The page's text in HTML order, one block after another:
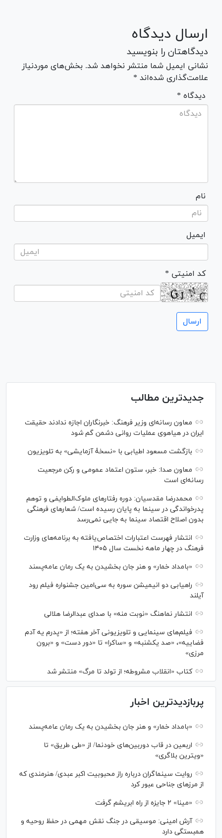
ارسال دیدگاه
دیدگاهتان را بنویسید
نشانی ایمیل شما منتشر نخواهد شد. بخش‌های موردنیاز
علامت‌گذاری شده‌اند *
* دیدگاه
نام
ایمیل
* کد امنیتی
جدیدترین مطالب
معاون رسانه‌ای وزیر فرهنگ: خبرنگاران اجازه ندادند حقیقت
ایران در هیاهوی عملیات روانی دشمن گم شود
بازگشت مسعود اطیابی با «نسخهٔ آزمایشی» به تلویزیون
معاون صدا: خبر، ستون اعتماد عمومی و رکن مرجعیت
رسانه‌ای است
محمدرضا مقدسیان: دوره رفتارهای ملوک‌الطوایفی و توهم
پدرخواندگی در سینما به پایان رسیده است/ شعارهای فرهنگی
بدون اصلاح اقتصاد سینما به جایی نمی‌رسد
انتشار فهرست اعتبارات اختصاص‌یافته به برنامه‌های وزارت
فرهنگ در چهار ماهه نخست سال ۱۴۰۵
«بامداد خمار» و هنر جان بخشیدن به یک رمان عامه‌پسند
راهیابی دو انیمیشن سوره به سی‌امین جشنواره فیلم رود
آیلند
انتشار نماهنگ «نوبت منه» با صدای عبدالرضا هلالی
فیلم‌های سینمایی و تلویزیونی آخر هفته؛ از «پدرم یه آدم
فضاییه»، «صد یکشنبه» و «ساکرا» تا «دور دست» و «برون
مرزی»
کتاب «انقلاب مشروطه؛ از تولد تا مرگ» منتشر شد
پربازدیدترین اخبار
«بامداد خمار» و هنر جان بخشیدن به یک رمان عامه‌پسند
اربعین در قاب دوربین‌های خودنما/ از «طی طریق» تا
«ویترین بلاگری»
روایت سینماگران درباره راز محبوبیت اکبر عبدی/ هنرمندی که
از مرزهای جناحی عبور کرد
«مینا» ۲ جایزه از راه ابریشم گرفت
آرش امینی: موسیقی در جنگ نقش مهمی در حفظ روحیه و
همبستگی دارد